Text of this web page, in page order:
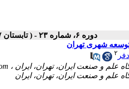
دوره ۶، شماره ۲۳ - ( تابستان ۱۳۹۷ )
شهری تهران
۲